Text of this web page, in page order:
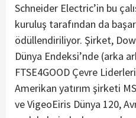
Schneider Electric’in bu
kuruluş tarafından da
ödüllendiriliyor. Şirket,
Dünya Endeksi’nde (arka
FTSE4GOOD Çevre
Amerikan yatırım şirketi
ve VigeoEiris Dünya 120,